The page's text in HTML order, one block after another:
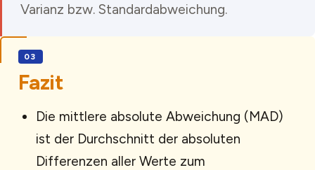
Varianz bzw. Standardabweichung.
Fazit
Die mittlere absolute Abweichung (MAD)
ist der Durchschnitt der absoluten
Differenzen aller Werte zum